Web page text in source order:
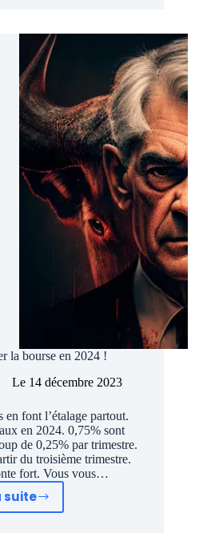
Mon
GROS
Pari
atypique
#bourse
2024
la bourse en 2024 !
Le 14 décembre 2023
font l’étalage partout.
en 2024. 0,75% sont
de 0,25% par trimestre.
du troisième trimestre.
fort. Vous vous…
suite
Powell